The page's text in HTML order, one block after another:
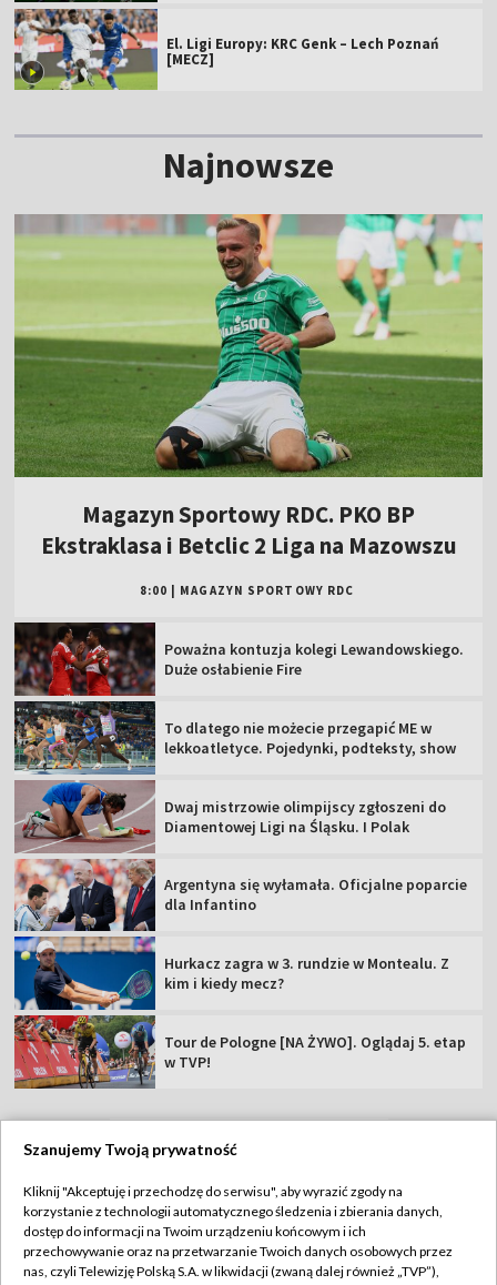
El. Ligi Europy: KRC Genk – Lech Poznań
[MECZ]
Najnowsze
Magazyn Sportowy RDC. PKO BP
Ekstraklasa i Betclic 2 Liga na Mazowszu
8:00 MAGAZYN SPORTOWY RDC
Poważna kontuzja kolegi Lewandowskiego.
Duże osłabienie Fire
To dlatego nie możecie przegapić ME w
lekkoatletyce. Pojedynki, podteksty, show
Dwaj mistrzowie olimpijscy zgłoszeni do
Diamentowej Ligi na Śląsku. I Polak
Argentyna się wyłamała. Oficjalne poparcie
dla Infantino
Hurkacz zagra w 3. rundzie w Montealu. Z
kim i kiedy mecz?
Tour de Pologne [NA ŻYWO]. Oglądaj 5. etap
w TVP!
Abonament TVP
Sklep TVP
Regulamin TVP
Polityka prywatności
Szanujemy Twoją prywatność
Kliknij "Akceptuję i przechodzę do serwisu", aby wyrazić zgody na
korzystanie z technologii automatycznego śledzenia i zbierania danych,
dostęp do informacji na Twoim urządzeniu końcowym i ich
przechowywanie oraz na przetwarzanie Twoich danych osobowych przez
nas, czyli Telewizję Polską S.A. w likwidacji (zwaną dalej również „TVP”),